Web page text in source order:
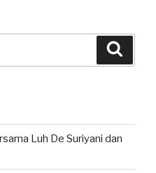
Luh De Suriyani dan